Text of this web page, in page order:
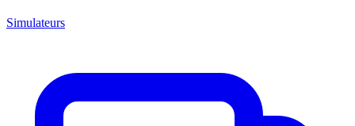
Simulateurs